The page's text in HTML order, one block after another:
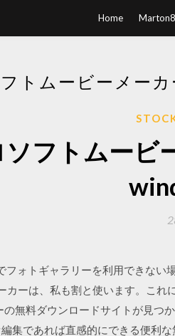
Home
トムービーメー
フトムービ
ォトギャラリーを利用できない
カーは、私も割と使います。こ
無料ダウンロードサイトが見
集であれば直感的にできる便利